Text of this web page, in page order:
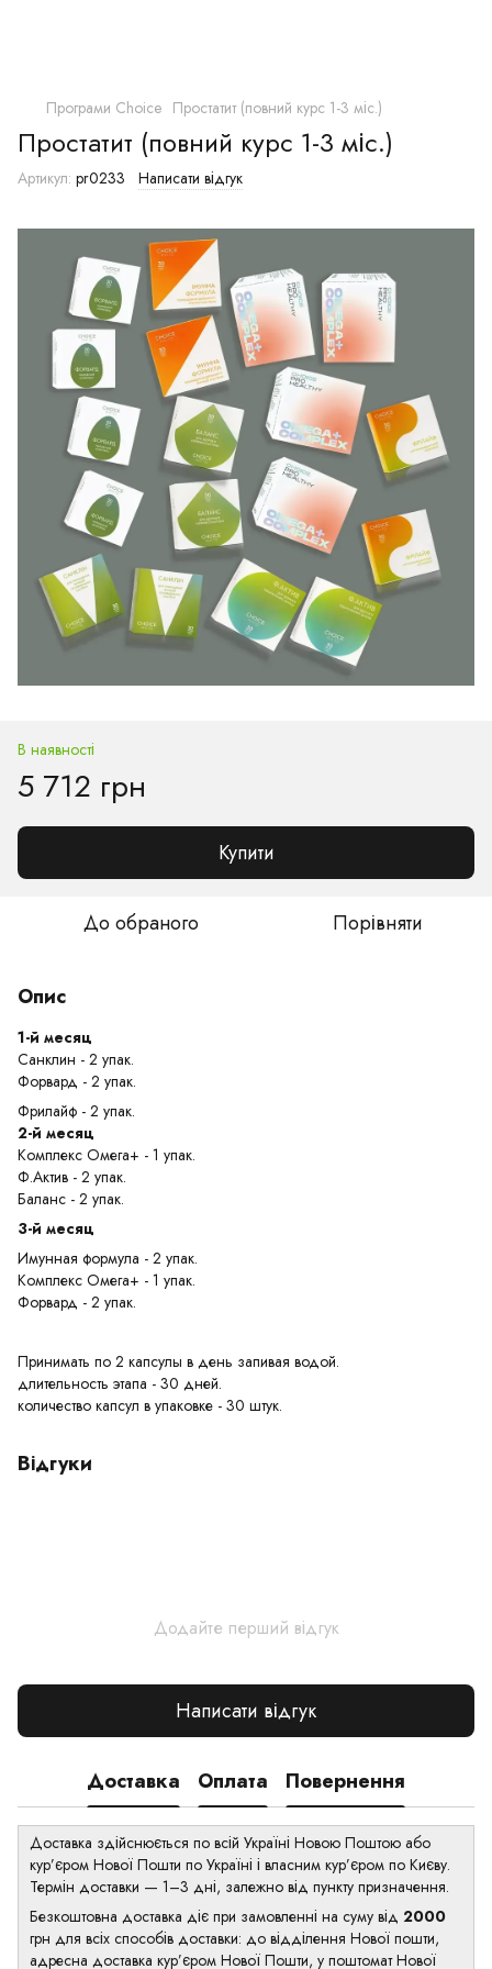
Програми Choice Простатит (повний курс 1-3 міс.)
Простатит (повний курс 1-3 міс.)
Артикул: pr0233 Написати відгук
В наявності
5 712 грн
Купити
До обраного Порівняти
Опис
1-й месяц
Санклин - 2 упак.
Форвард - 2 упак.
Фрилайф - 2 упак.
2-й месяц
Комплекс Омега+ - 1 упак.
Ф.Актив - 2 упак.
Баланс - 2 упак.
3-й месяц
Имунная формула - 2 упак.
Комплекс Омега+ - 1 упак.
Форвард - 2 упак.
Принимать по 2 капсулы в день запивая водой.
длительность этапа - 30 дней.
количество капсул в упаковке - 30 штук.
Відгуки
Додайте перший відгук
Написати відгук
Доставка Оплата Повернення
Доставка здійснюється по всій Україні Новою Поштою або
кур’єром Нової Пошти по Україні і власним кур’єром по Києву.
Термін доставки — 1–3 дні, залежно від пункту призначення.
Безкоштовна доставка діє при замовленні на суму від 2000
грн для всіх способів доставки: до відділення Нової пошти,
адресна доставка кур’єром Нової Пошти, у поштомат Нової